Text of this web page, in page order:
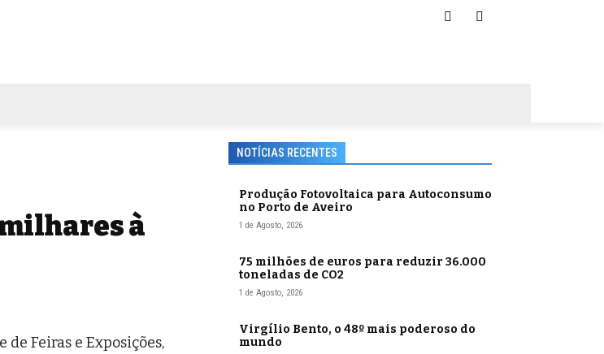
à
Feiras e Exposições,
NOTÍCIAS RECENTES
Produção Fotovoltaica para Autoconsumo
no Porto de Aveiro
1 de Agosto, 2026
75 milhões de euros para reduzir 36.000
toneladas de CO2
1 de Agosto, 2026
Virgílio Bento, o 48º mais poderoso do
mundo